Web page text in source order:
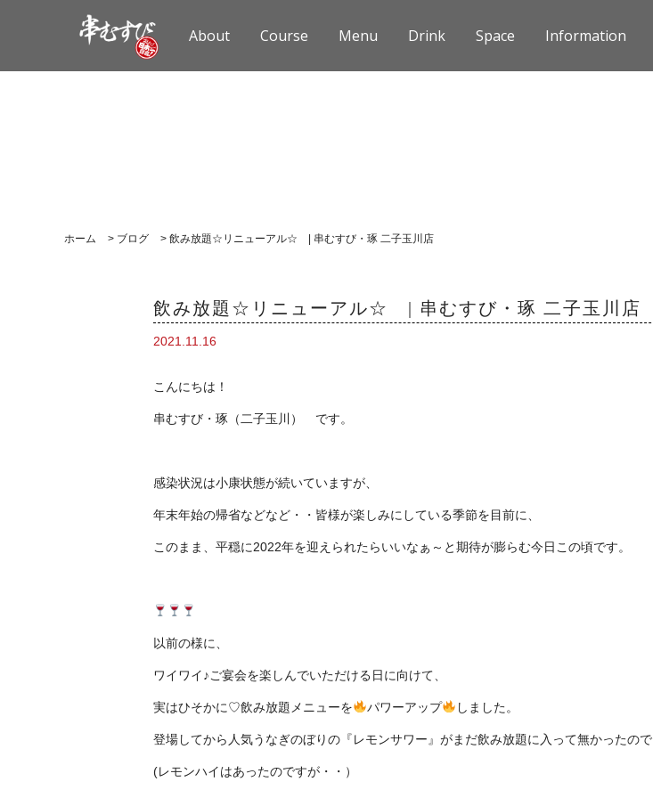
About Course Menu Drink Space Information
ホーム > ブログ > 飲み放題☆リニューアル☆ | 串むすび・琢 二子玉川店
飲み放題☆リニューアル☆ | 串むすび・琢 二子玉川店
2021.11.16
こんにちは！
串むすび・琢（二子玉川） です。
感染状況は小康状態が続いていますが、
年末年始の帰省などなど・・皆様が楽しみにしている季節を目前に、
このまま、平穏に2022年を迎えられたらいいなぁ～と期待が膨らむ今日この頃です。
以前の様に、
ワイワイ♪ご宴会を楽しんでいただける日に向けて、
実はひそかに♡飲み放題メニューを パワーアップ しました。
登場してから人気うなぎのぼりの『レモンサワー』がまだ飲み放題に入って無かったので
(レモンハイはあったのですが・・）